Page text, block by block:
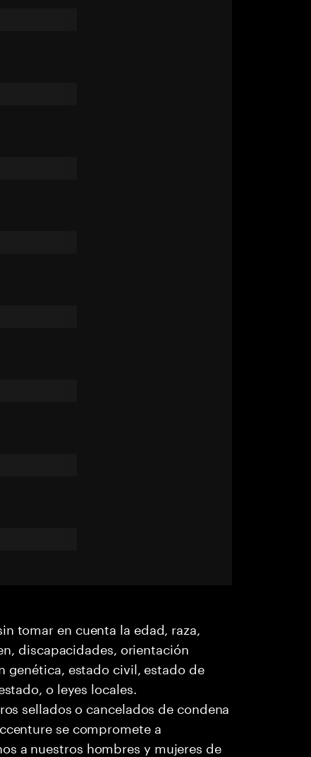
tomar en cuenta la edad, raza,
discapacidades, orientación
genética, estado civil, estado de
o leyes locales.
sellados o cancelados de condena
se compromete a
a nuestros hombres y mujeres de